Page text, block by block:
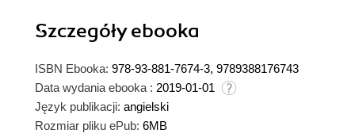
Szczegółyebooka
ISBN Ebooka: 978-93-881-7674-3, 9789388176743
Data wydania ebooka : 2019-01-01
Język publikacji: angielski
Rozmiar pliku ePub: 6MB